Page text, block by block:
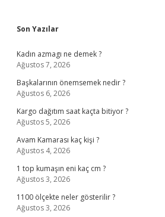
Sidebar
Son Yazılar
Kadın azmagı ne demek ?
Ağustos 7, 2026
Başkalarının önemsemek nedir ?
Ağustos 6, 2026
Kargo dağıtım saat kaçta bitiyor ?
Ağustos 5, 2026
Avam Kamarası kaç kişi ?
Ağustos 4, 2026
1 top kumaşın eni kaç cm ?
Ağustos 3, 2026
1100 ölçekte neler gösterilir ?
Ağustos 3, 2026